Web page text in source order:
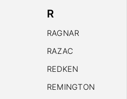
R
RAGNAR
RAZAC
REDKEN
REMINGTON